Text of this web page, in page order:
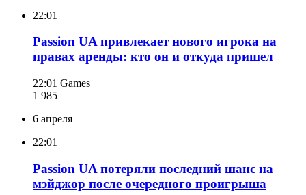
22:01
Passion UA привлекает нового игрока на
правах аренды: кто он и откуда пришел
22:01 Games
1 985
6 апреля
22:01
Passion UA потеряли последний шанс на
мэйджор после очередного проигрыша